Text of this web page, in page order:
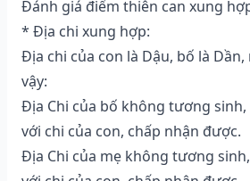
Đánh giá điểm thiên can xung
* Địa chi xung hợp:
Địa chi của con là Dậu, bố là
vậy:
Địa Chi của bố không tương
với chi của con, chấp nhận được.
Địa Chi của mẹ không tương